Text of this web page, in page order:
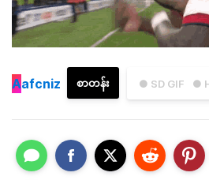
● SD GIF ●
စာတန်း
Aafcniz